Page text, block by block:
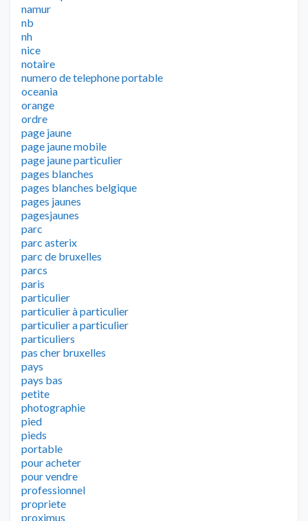
namur
nb
nh
nice
notaire
numero de telephone portable
oceania
orange
ordre
page jaune
page jaune mobile
page jaune particulier
pages blanches
pages blanches belgique
pages jaunes
pagesjaunes
parc
parc asterix
parc de bruxelles
parcs
paris
particulier
particulier à particulier
particulier a particulier
particuliers
pas cher bruxelles
pays
pays bas
petite
photographie
pied
pieds
portable
pour acheter
pour vendre
professionnel
propriete
proximus